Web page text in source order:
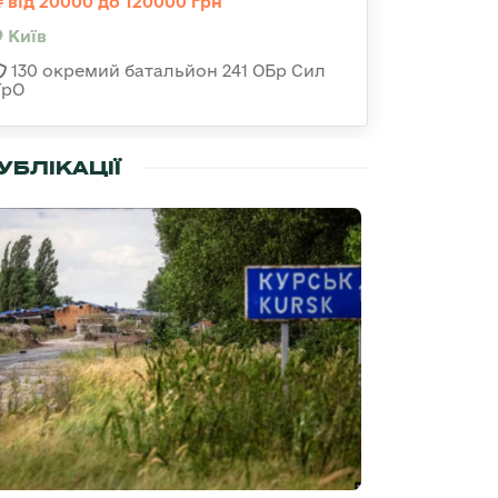
Київ
130 окремий батальйон 241 ОБр Сил